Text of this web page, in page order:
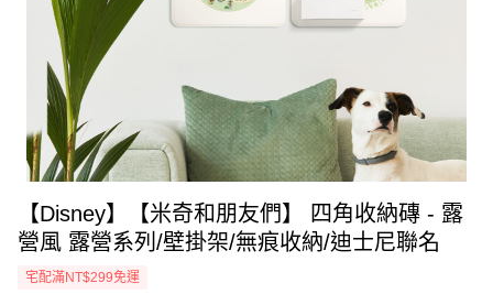
【Disney】【米奇和朋友們】 四角收納磚 - 露
營風 露營系列/壁掛架/無痕收納/迪士尼聯名
宅配滿NT$299免運